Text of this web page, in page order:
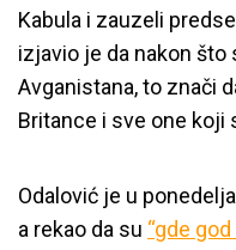
Kabula i zauzeli
izjavio je da nakon
Avganistana, to znači
Britance i sve one koji
Odalović je u
a rekao da su “gde